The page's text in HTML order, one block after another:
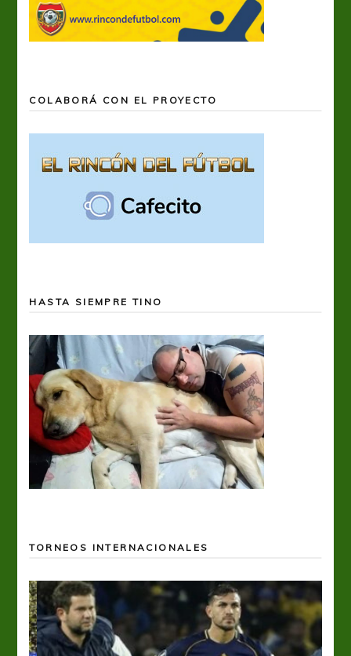
COLABORÁ CON EL PROYECTO
HASTA SIEMPRE TINO
TORNEOS INTERNACIONALES